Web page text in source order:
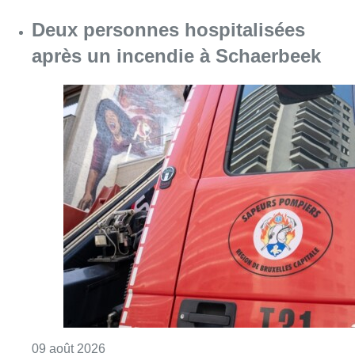
Deux personnes hospitalisées
après un incendie à Schaerbeek
09 août 2026